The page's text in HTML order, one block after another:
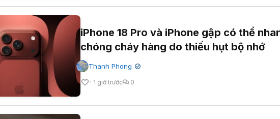
iPhone 18 Pro và iPhone gập có thể
chóng cháy hàng do thiếu hụt bộ nhớ
Thanh Phong ✔
1 giờ trước 0